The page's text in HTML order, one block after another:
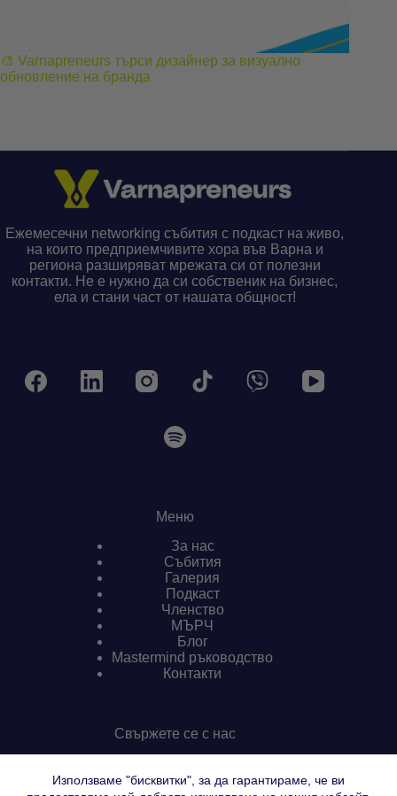
Използваме "бисквитки", за да гарантираме, че ви
🎨 Varnapreneurs търси дизайнер за визуално
обновление на бранда
Ежемесечни networking събития с подкаст на живо,
на които предприемчивите хора във Варна и
региона разширяват мрежата си от полезни
контакти. Не е нужно да си собственик на бизнес,
ела и стани част от нашата общност!
Меню
За нас
Събития
Галерия
Подкаст
Членство
МЪРЧ
Блог
Mastermind ръководство
Контакти
Свържете се с нас
0899 888 466